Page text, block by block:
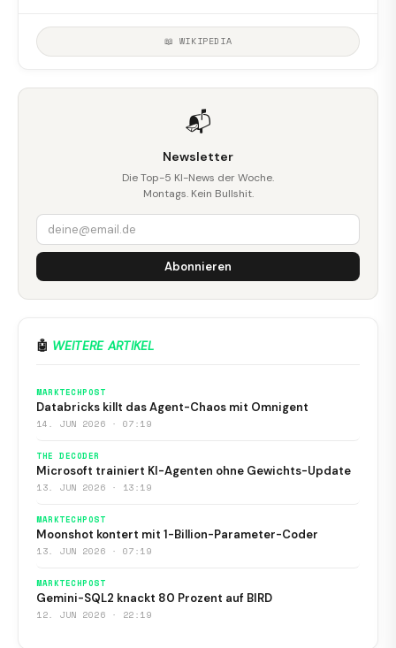
📖 WIKIPEDIA
📬
Newsletter
Die Top-5 KI-News der Woche.
Montags. Kein Bullshit.
Abonnieren
🤖 WEITERE ARTIKEL
MARKTECHPOST
Databricks killt das Agent-Chaos mit Omnigent
14. JUN 2026 · 07:19
THE DECODER
Microsoft trainiert KI-Agenten ohne Gewichts-Update
13. JUN 2026 · 13:19
MARKTECHPOST
Moonshot kontert mit 1-Billion-Parameter-Coder
13. JUN 2026 · 07:19
MARKTECHPOST
Gemini-SQL2 knackt 80 Prozent auf BIRD
12. JUN 2026 · 22:19